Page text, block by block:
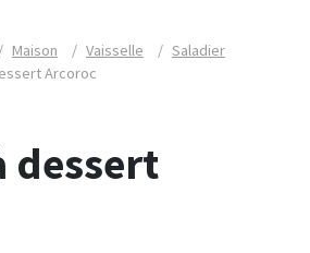
/ Maison / Vaisselle / Saladier
Arcoroc
dessert